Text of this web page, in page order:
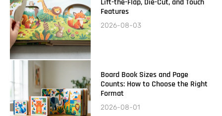
Lift-the-Flap, Die-Cut, and Touch
Features
2026-08-03
Board Book Sizes and Page
Counts: How to Choose the Right
Format
2026-08-01